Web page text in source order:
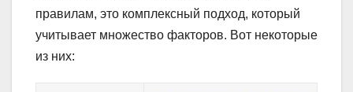
правилам, это комплексный подход, который
учитывает множество факторов. Вот некоторые
из них: